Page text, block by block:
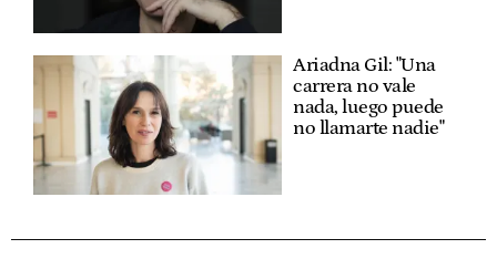
Ariadna Gil: "Una
carrera no vale
nada, luego puede
no llamarte nadie"